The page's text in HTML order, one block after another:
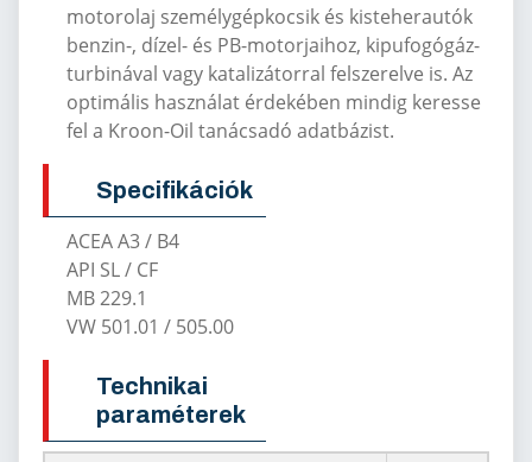
motorolaj személygépkocsik és kisteherautók
benzin-, dízel- és PB-motorjaihoz, kipufogógáz-
turbinával vagy katalizátorral felszerelve is. Az
optimális használat érdekében mindig keresse
fel a Kroon-Oil tanácsadó adatbázist.
Specifikációk
ACEA A3 / B4
API SL / CF
MB 229.1
VW 501.01 / 505.00
Technikai
paraméterek